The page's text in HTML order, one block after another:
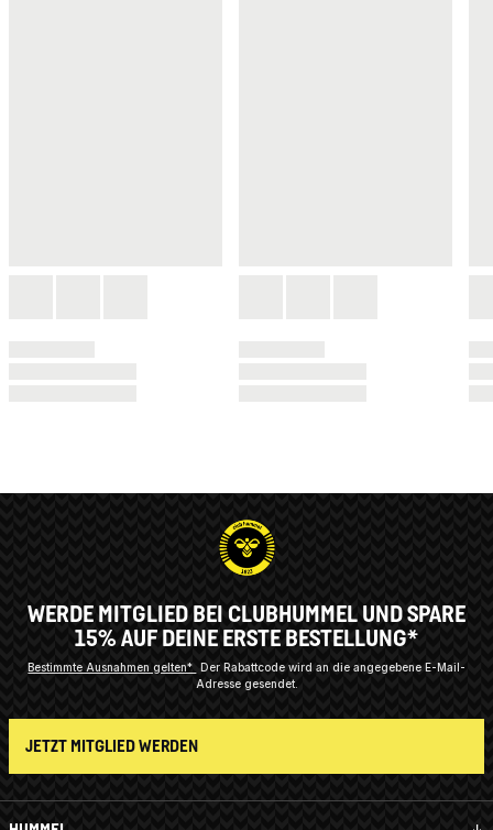
WERDE MITGLIED BEI CLUBHUMMEL UND SPARE
15% AUF DEINE ERSTE BESTELLUNG*
Bestimmte Ausnahmen gelten*
Der Rabattcode wird an die angegebene E-Mail-
Adresse gesendet.
JETZT MITGLIED WERDEN